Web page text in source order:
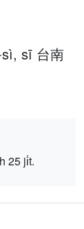
sī 台南
25 ji̍t.